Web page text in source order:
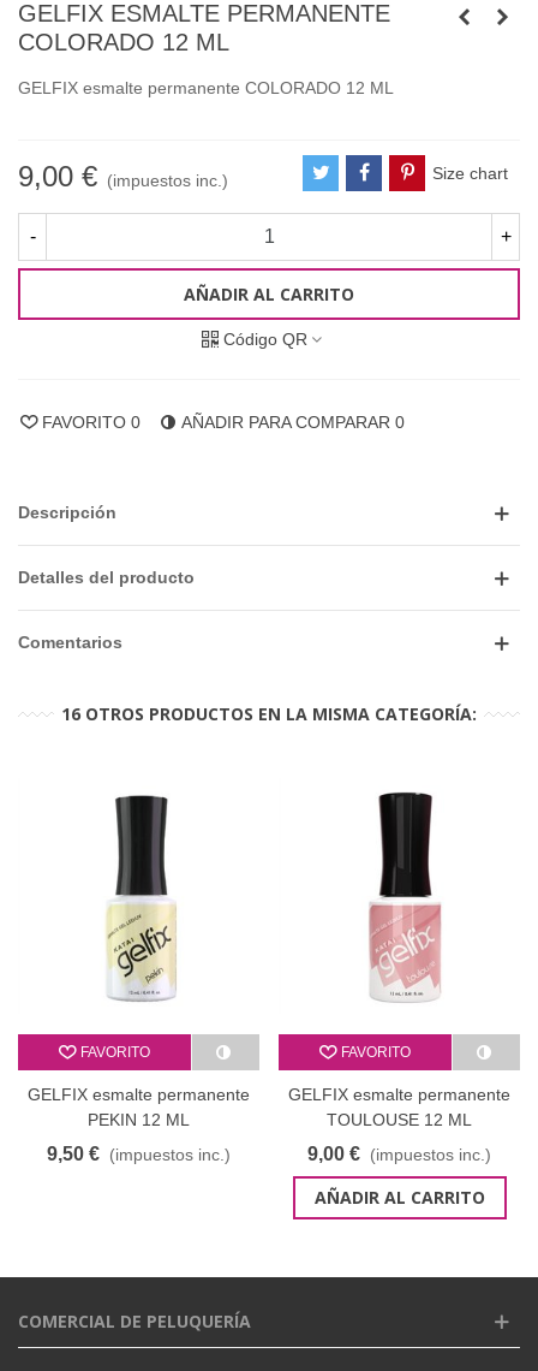
GELFIX ESMALTE PERMANENTE
COLORADO 12 ML
GELFIX esmalte permanente COLORADO 12 ML
9,00 € (impuestos inc.) Size chart
- +
AÑADIR AL CARRITO
Código QR
FAVORITO 0 AÑADIR PARA COMPARAR 0
Descripción
Detalles del producto
Comentarios
16 OTROS PRODUCTOS EN LA MISMA CATEGORÍA:
FAVORITO
GELFIX esmalte permanente
PEKIN 12 ML
9,50 € (impuestos inc.)
FAVORITO
GELFIX esmalte permanente
TOULOUSE 12 ML
9,00 € (impuestos inc.)
AÑADIR AL CARRITO
COMERCIAL DE PELUQUERÍA